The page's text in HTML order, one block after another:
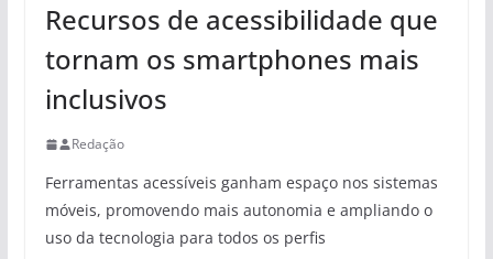
Recursos de acessibilidade que
tornam os smartphones mais
inclusivos
Redação
Ferramentas acessíveis ganham espaço nos sistemas
móveis, promovendo mais autonomia e ampliando o
uso da tecnologia para todos os perfis